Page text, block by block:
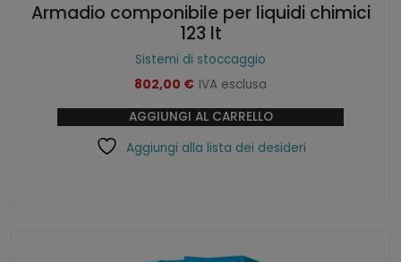
Armadio componibile per liquidi chimici
123 lt
Sistemi di stoccaggio
802,00 € IVA esclusa
AGGIUNGI AL CARRELLO
Aggiungi alla lista dei desideri